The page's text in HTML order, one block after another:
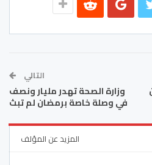
التالي
وزارة الصحة تهدر مليار ونصف
في وصلة خاصة برمضان لم تبث
المزيد عن المؤلف